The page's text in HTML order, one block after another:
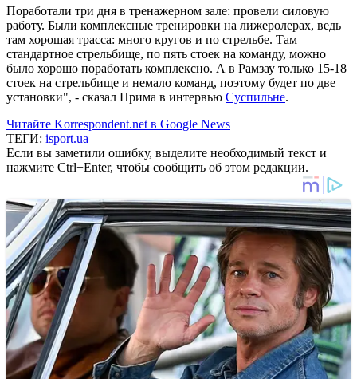
Поработали три дня в тренажерном зале: провели силовую
работу. Были комплексные тренировки на лижеролерах, ведь
там хорошая трасса: много кругов и по стрельбе. Там
стандартное стрельбище, по пять стоек на команду, можно
было хорошо поработать комплексно. А в Рамзау только 15-18
стоек на стрельбище и немало команд, поэтому будет по две
установки", - сказал Прима в интервью Суспильне.
Читайте Korrespondent.net в Google News
ТЕГИ: isport.ua
Если вы заметили ошибку, выделите необходимый текст и
нажмите Ctrl+Enter, чтобы сообщить об этом редакции.